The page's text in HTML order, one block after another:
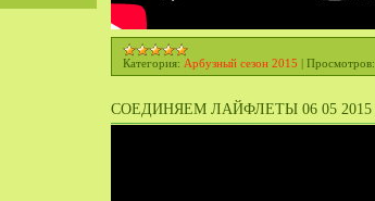
Категория: Арбузный сезон 2015 | Просмотров:
СОЕДИНЯЕМ ЛАЙФЛЕТЫ 06 05 2015